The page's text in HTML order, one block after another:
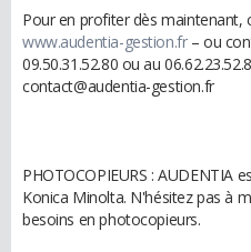
Pour en profiter dès maintenant,
www.audentia-gestion.fr– ou
09.50.31.52.80 ou au
contact@audentia-gestion.fr
PHOTOCOPIEURS : AUDENTIA
Konica Minolta. N'hésitez pas à
besoins en photocopieurs.